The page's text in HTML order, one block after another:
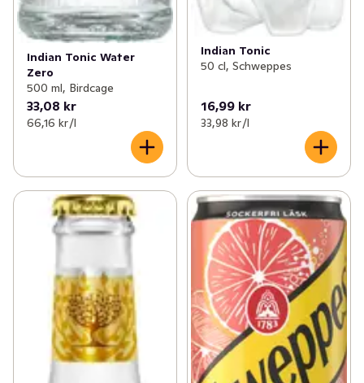
Indian Tonic Water
Zero
500 ml, Birdcage
33,08 kr
66,16 kr /l
Indian Tonic
50 cl, Schweppes
16,99 kr
33,98 kr /l